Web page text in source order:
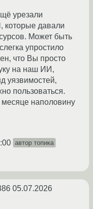
урезали
которые давали
Может быть
упростило
что Вы просто
на наш ИИ,
уязвимостей,
пользоваться.
наполовину
автор топика
05.07.2026